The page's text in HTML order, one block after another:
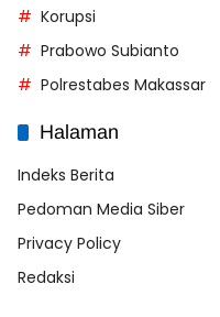
Korupsi
Prabowo Subianto
Polrestabes Makassar
Halaman
Indeks Berita
Pedoman Media Siber
Privacy Policy
Redaksi